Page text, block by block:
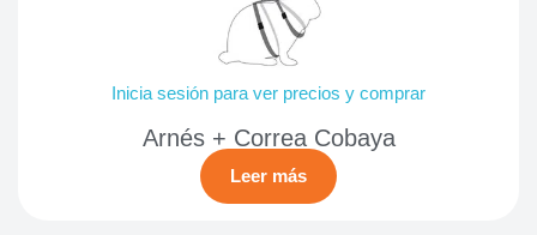
Inicia sesión para ver precios y comprar
Arnés + Correa Cobaya
Leer más